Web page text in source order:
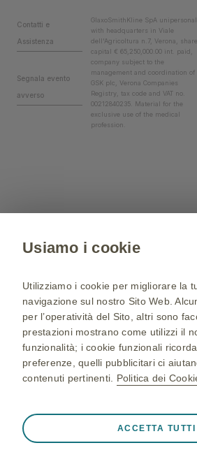
Contatti e
Assistenza
Segnala evento
avverso
GlaxoSmithKline SpA
with headquarters in Viale
dell'Agricoltura n.7, Verona, share
capital € 65,250,000.00 int. paid,
company subject to the
management and coordination of
GSK plc, Verona Companies
Registry, tax code and VAT no.
00212840235. Material for the
exclusive use of the medical
profession.
group of companies. All Rights
realization: QBGROUP srl
Usiamo i cookie
Utilizziamo i cookie per migliorare la
navigazione sul nostro Sito Web.
per l’operatività del Sito, altri sono
prestazioni mostrano come utilizzi il
funzionalità; i cookie funzionali
preferenze, quelli pubblicitari ci
contenuti pertinenti. Politica dei
ACCETTA TUTTI